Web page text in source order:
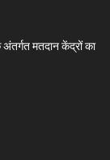
मतदान केंद्रों का